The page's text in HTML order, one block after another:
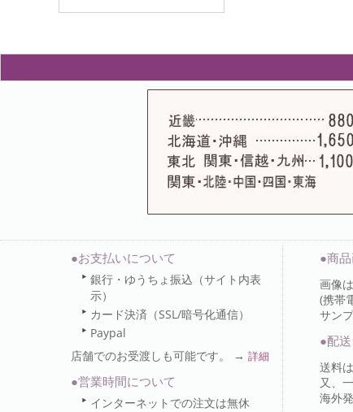
●お支払いについて
銀行・ゆうちょ振込（サイト内表
示）
カード決済（SSL/暗号化通信）
Paypal
店舗でのお受渡しも可能です。 → 詳細
●営業時間について
インターネットでの注文は無休
●商
画像
(携帯
サン
●配
送料
又、
海外